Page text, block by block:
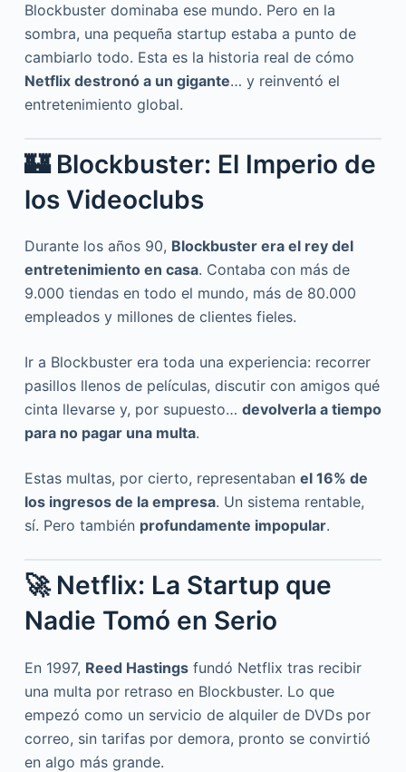
Blockbuster dominaba ese mundo. Pero en la
sombra, una pequeña startup estaba a punto de
cambiarlo todo. Esta es la historia real de cómo
Netflix destronó a un gigante… y reinventó el
entretenimiento global.
🏰 Blockbuster: El Imperio de
los Videoclubs
Durante los años 90, Blockbuster era el rey del
entretenimiento en casa. Contaba con más de
9.000 tiendas en todo el mundo, más de 80.000
empleados y millones de clientes fieles.
Ir a Blockbuster era toda una experiencia: recorrer
pasillos llenos de películas, discutir con amigos qué
cinta llevarse y, por supuesto… devolverla a tiempo
para no pagar una multa.
Estas multas, por cierto, representaban el 16% de
los ingresos de la empresa. Un sistema rentable,
sí. Pero también profundamente impopular.
🚀 Netflix: La Startup que
Nadie Tomó en Serio
En 1997, Reed Hastingsfundó Netflix tras recibir
una multa por retraso en Blockbuster. Lo que
empezó como un servicio de alquiler de DVDs por
correo, sin tarifas por demora, pronto se convirtió
en algo más grande.